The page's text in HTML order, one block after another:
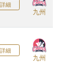
詳細
九州
詳細
九州